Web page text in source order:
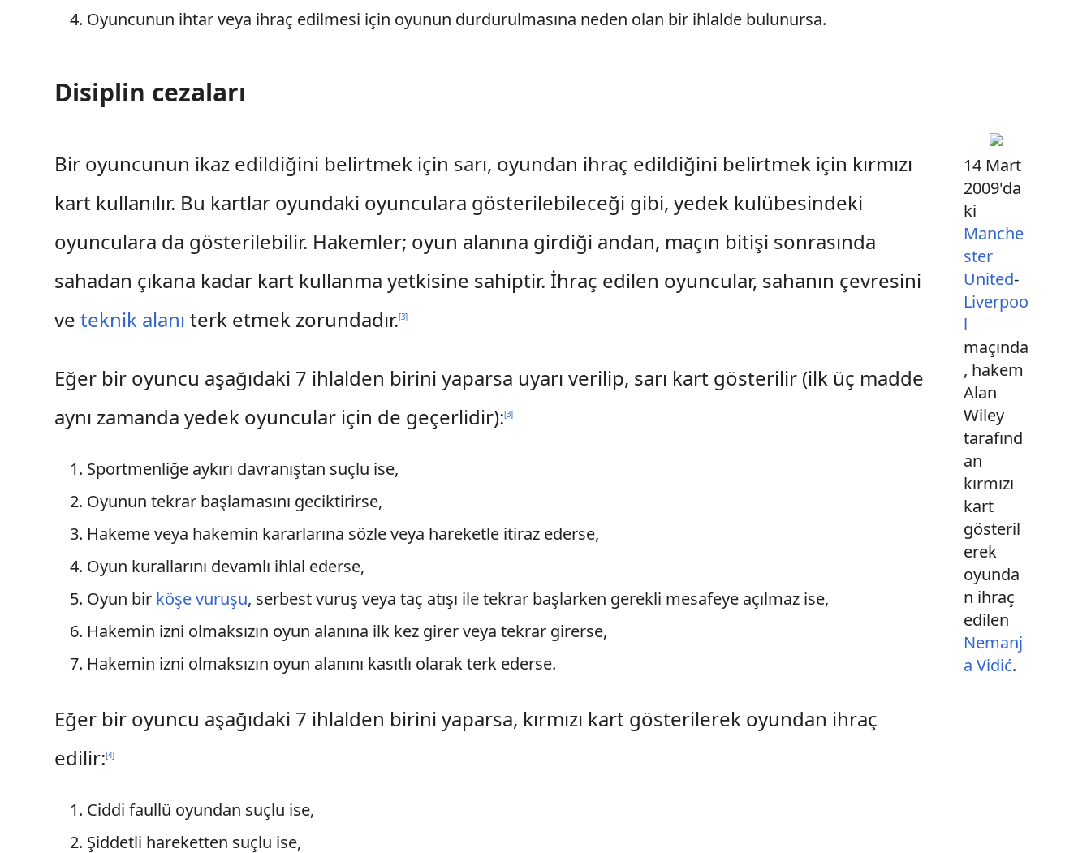
Oyuncunun ihtar veya ihraç edilmesi için oyunun durdurulmasına neden olan bir ihlalde bulunursa.
Disiplin cezaları
14 Mart
2009'da
ki
Manche
ster
United-
Liverpoo
l
maçında
, hakem
Alan
Wiley
tarafınd
an
kırmızı
kart
gösteril
erek
oyunda
n ihraç
edilen
Nemanj
a Vidić.
Bir oyuncunun ikaz edildiğini belirtmek için sarı, oyundan ihraç edildiğini belirtmek için kırmızı
kart kullanılır. Bu kartlar oyundaki oyunculara gösterilebileceği gibi, yedek kulübesindeki
oyunculara da gösterilebilir. Hakemler; oyun alanına girdiği andan, maçın bitişi sonrasında
sahadan çıkana kadar kart kullanma yetkisine sahiptir. İhraç edilen oyuncular, sahanın çevresini
veteknik alanı terk etmek zorundadır.[3]
Eğer bir oyuncu aşağıdaki 7 ihlalden birini yaparsa uyarı verilip, sarı kart gösterilir (ilk üç madde
aynı zamanda yedek oyuncular için de geçerlidir):[3]
Sportmenliğe aykırı davranıştan suçlu ise,
Oyunun tekrar başlamasını geciktirirse,
Hakeme veya hakemin kararlarına sözle veya hareketle itiraz ederse,
Oyun kurallarını devamlı ihlal ederse,
Oyun bir köşe vuruşu, serbest vuruş veya taç atışı ile tekrar başlarken gerekli mesafeye açılmaz ise,
Hakemin izni olmaksızın oyun alanına ilk kez girer veya tekrar girerse,
Hakemin izni olmaksızın oyun alanını kasıtlı olarak terk ederse.
Eğer bir oyuncu aşağıdaki 7 ihlalden birini yaparsa, kırmızı kart gösterilerek oyundan ihraç
edilir:[4]
Ciddi faullü oyundan suçlu ise,
Şiddetli hareketten suçlu ise,